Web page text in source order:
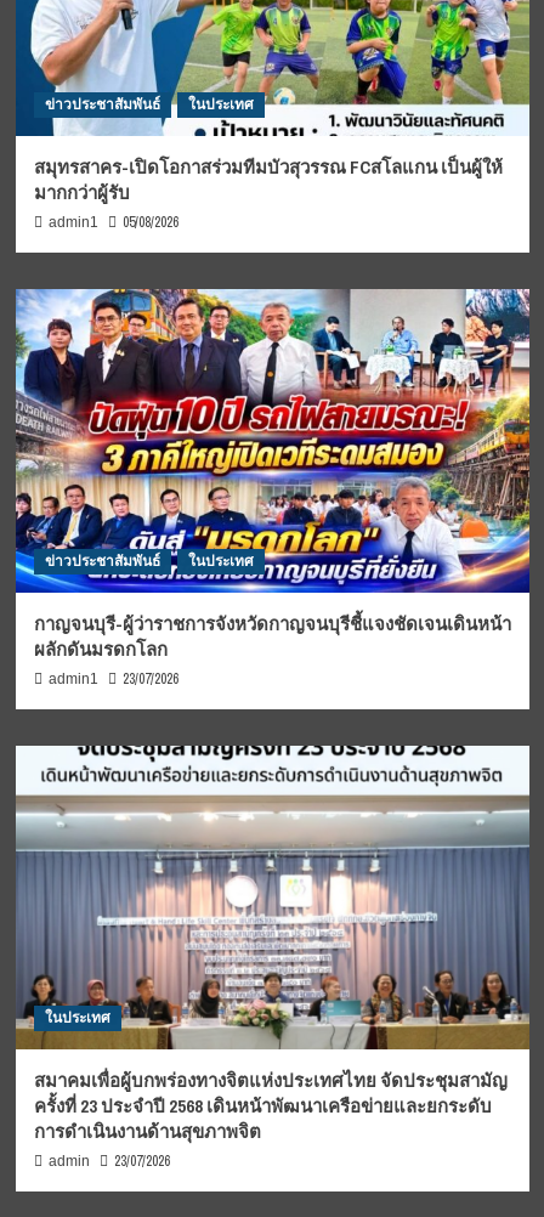
ข่าวประชาสัมพันธ์ ในประเทศ
สมุทรสาคร-เปิดโอกาสร่วมทีมบัวสุวรรณ FCสโลแกน เป็นผู้ให้
มากกว่าผู้รับ
admin1 05/08/2026
ข่าวประชาสัมพันธ์ ในประเทศ
กาญจนบุรี-ผู้ว่าราชการจังหวัดกาญจนบุรีชี้แจงชัดเจนเดินหน้า
ผลักดันมรดกโลก
admin1 23/07/2026
ในประเทศ
สมาคมเพื่อผู้บกพร่องทางจิตแห่งประเทศไทย จัดประชุมสามัญ
ครั้งที่ 23 ประจำปี 2568 เดินหน้าพัฒนาเครือข่ายและยกระดับ
การดำเนินงานด้านสุขภาพจิต
admin 23/07/2026